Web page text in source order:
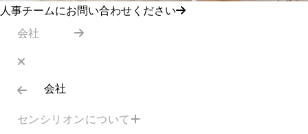
人事チームにお問い合わせください
会社
会社
センシリオンについて